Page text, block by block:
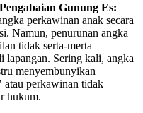
Gunung Es:
perkawinan anak secara
Namun, penurunan angka
tidak serta-merta
Sering kali, angka
menyembunyikan
perkawinan tidak
hukum.